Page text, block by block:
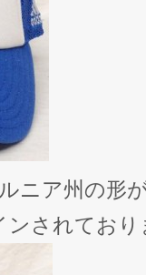
ニア州の形
ンされており